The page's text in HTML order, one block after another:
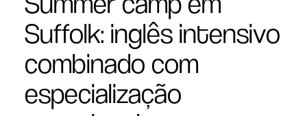
Suffolk: inglês intensivo
combinado com
especialização